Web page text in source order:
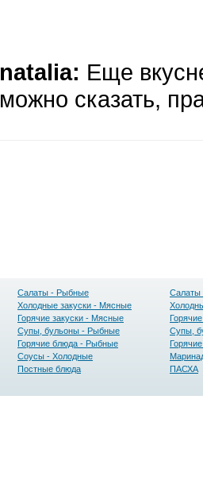
natalia: Еще
можно сказать,
Салаты - Рыбные
Салаты
Холодные закуски - Мясные
Горячие закуски - Мясные
Супы, бульоны - Рыбные
Супы,
Горячие блюда - Рыбные
Соусы - Холодные
Постные блюда
ПАСХА